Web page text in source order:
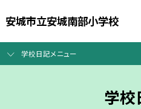
安城市立安城南部小学校
学校日記メニュー
学校